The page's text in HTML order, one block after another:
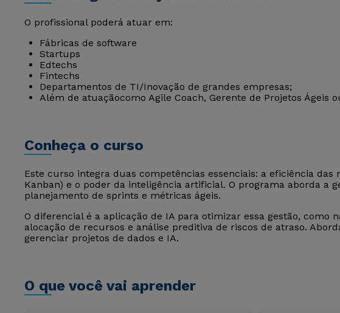
O profissional poderá atuar em:
Fábricas de software
Startups
Edtechs
Fintechs
Departamentos de TI/Inovação de grandes empresas;
Além de atuaçãocomo Agile Coach, Gerente de Projetos Ágeis
Conheça o curso
Este curso integra duas competências essenciais: a eficiência das
Kanban) e o poder da inteligência artificial. O programa aborda a
planejamento de sprints e métricas ágeis.
O diferencial é a aplicação de IA para otimizar essa gestão, como
alocação de recursos e análise preditiva de riscos de atraso.
gerenciar projetos de dados e IA.
O que você vai aprender